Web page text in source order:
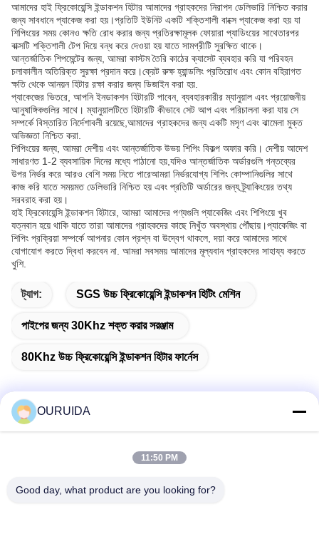
আমাদের হাই ফ্রিকোয়েন্সি ইন্ডাকশন হিটার আমাদের গ্রাহকদের নিরাপদ ডেলিভারি নিশ্চিত করার
জন্য সাবধানে প্যাকেজ করা হয়।প্রতিটি ইউনিট একটি শক্তিশালী বাক্সে প্যাকেজ করা হয় যা
শিপিংয়ের সময় কোনও ক্ষতি রোধ করার জন্য প্রতিরক্ষামূলক ফোয়ারা প্যাডিংয়ের সাথেতারপর
বাক্সটি শক্তিশালী টেপ দিয়ে বন্ধ করে দেওয়া হয় যাতে সামগ্রীটি সুরক্ষিত থাকে।
আন্তর্জাতিক শিপমেন্টের জন্য, আমরা কাস্টম তৈরি কাঠের ক্যাসেট ব্যবহার করি যা পরিবহন
চলাকালীন অতিরিক্ত সুরক্ষা প্রদান করে।ক্রেট রুক্ষ হ্যান্ডলিং প্রতিরোধ এবং কোন বহিরাগত
ক্ষতি থেকে আনয়ন হিটার রক্ষা করার জন্য ডিজাইন করা হয়.
প্যাকেজের ভিতরে, আপনি ইনডাকশন হিটারটি পাবেন, ব্যবহারকারীর ম্যানুয়াল এবং প্রয়োজনীয়
আনুষাঙ্গিকগুলির সাথে। ম্যানুয়ালটিতে হিটারটি কীভাবে সেট আপ এবং পরিচালনা করা যায় সে
সম্পর্কে বিস্তারিত নির্দেশাবলী রয়েছে,আমাদের গ্রাহকদের জন্য একটি মসৃণ এবং ঝামেলা মুক্ত
অভিজ্ঞতা নিশ্চিত করা.
শিপিংয়ের জন্য, আমরা দেশীয় এবং আন্তর্জাতিক উভয় শিপিং বিকল্প অফার করি। দেশীয় আদেশ
সাধারণত 1-2 ব্যবসায়িক দিনের মধ্যে পাঠানো হয়,যদিও আন্তর্জাতিক অর্ডারগুলি গন্তব্যের
উপর নির্ভর করে আরও বেশি সময় নিতে পারেআমরা নির্ভরযোগ্য শিপিং কোম্পানিগুলির সাথে
কাজ করি যাতে সময়মত ডেলিভারি নিশ্চিত হয় এবং প্রতিটি অর্ডারের জন্য ট্র্যাকিংয়ের তথ্য
সরবরাহ করা হয়।
হাই ফ্রিকোয়েন্সি ইন্ডাকশন হিটারে, আমরা আমাদের পণ্যগুলি প্যাকেজিং এবং শিপিংয়ে খুব
যত্নবান হয়ে থাকি যাতে তারা আমাদের গ্রাহকদের কাছে নিখুঁত অবস্থায় পৌঁছায়।প্যাকেজিং বা
শিপিং প্রক্রিয়া সম্পর্কে আপনার কোন প্রশ্ন বা উদ্বেগ থাকলে, দয়া করে আমাদের সাথে
যোগাযোগ করতে দ্বিধা করবেন না. আমরা সবসময় আমাদের মূল্যবান গ্রাহকদের সাহায্য করতে
খুশি.
ট্যাগ: SGS উচ্চ ফ্রিকোয়েন্সি ইন্ডাকশন হিটিং মেশিন
পাইপের জন্য 30Khz শক্ত করার সরঞ্জাম
80Khz উচ্চ ফ্রিকোয়েন্সি ইন্ডাকশন হিটার ফার্নেস
OURUIDA
11:50 PM
Good day, what product are you looking for?